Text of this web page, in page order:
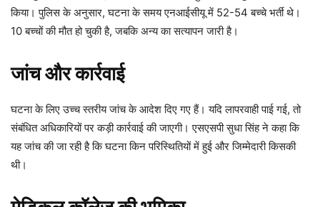
किया। पुलिस के अनुसार, घटना के समय एनआईसीयू में 52-54 बच्चे भर्ती थे।
10 बच्चों की मौत हो चुकी है, जबकि अन्य का सत्यापन जारी है।
जांच और कार्रवाई
घटना के लिए उच्च स्तरीय जांच के आदेश दिए गए हैं। यदि लापरवाही पाई गई, तो
संबंधित अधिकारियों पर कड़ी कार्रवाई की जाएगी। एसएसपी सुधा सिंह ने कहा कि
यह जांच की जा रही है कि घटना किन परिस्थितियों में हुई और जिम्मेदारी किसकी
थी।